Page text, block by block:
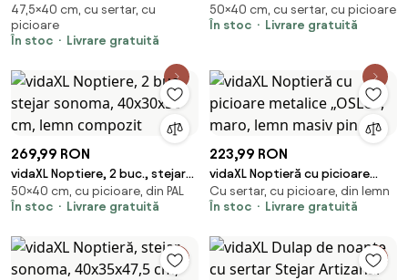
sertar Stejar Artizanal 40 x 35 x
47,5 cm
47,5×40 cm, cu sertar, cu
picioare
În stoc
Livrare gratuită
Stejar Artizanal 40 x 35 x 50 cm
50×40 cm, cu sertar, cu picioare
În stoc
Livrare gratuită
269,99 RON
vidaXL Noptiere, 2 buc., stejar
sonoma, 40x30x50 cm, lemn
compozit
50×40 cm, cu picioare, din PAL
În stoc
Livrare gratuită
223,99 RON
vidaXL Noptieră cu picioare
metalice „OSLO”, maro, lemn
masiv pin
Cu sertar, cu picioare, din lemn
În stoc
Livrare gratuită